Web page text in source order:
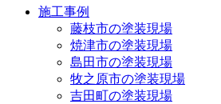
施工事例
藤枝市の塗装現場
焼津市の塗装現場
島田市の塗装現場
牧之原市の塗装現場
吉田町の塗装現場